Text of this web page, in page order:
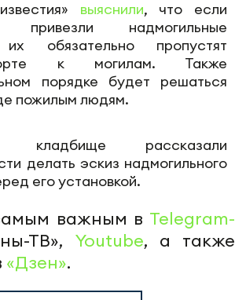
выяснили, что если
привезли надмогильные
обязательно пропустят
к могилам. Также
порядке будет решаться
пожилым людям.
рассказали
делать эскиз надмогильного
его установкой.
важным в Telegram-
ТВ», Youtube, а также
«Дзен».